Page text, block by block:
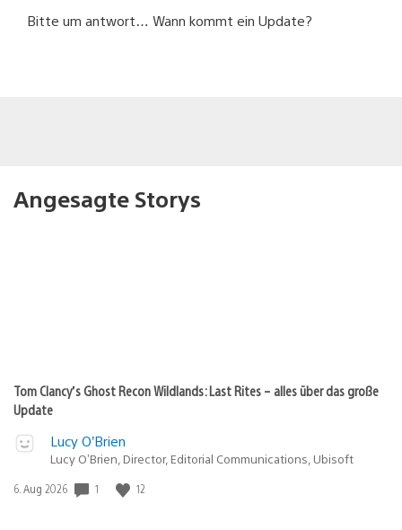
Bitte um antwort… Wann kommt ein Update?
Angesagte Storys
Tom Clancy’s Ghost Recon Wildlands: Last Rites – alles über das große
Update
Lucy O’Brien
Lucy O’Brien, Director, Editorial Communications, Ubisoft
Veröffentlichungsdatum:
6. Aug 2026 1 12